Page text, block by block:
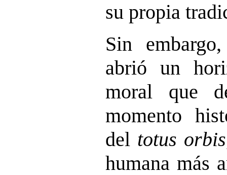
su propia
Sin
abrió un
moral que
momento
del totus orbis
humana más